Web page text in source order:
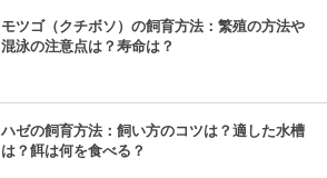
モツゴ（クチボソ）の飼育方法：繁殖の方法や
混泳の注意点は？寿命は？
ハゼの飼育方法：飼い方のコツは？適した水槽
は？餌は何を食べる？